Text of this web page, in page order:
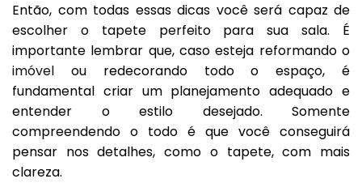
Então, com todas essas dicas você será capaz de
escolher o tapete perfeito para sua sala. É
importante lembrar que, caso esteja reformando o
imóvel ou redecorando todo o espaço, é
fundamental criar um planejamento adequado e
entender o estilo desejado. Somente
compreendendo o todo é que você conseguirá
pensar nos detalhes, como o tapete, com mais
clareza.